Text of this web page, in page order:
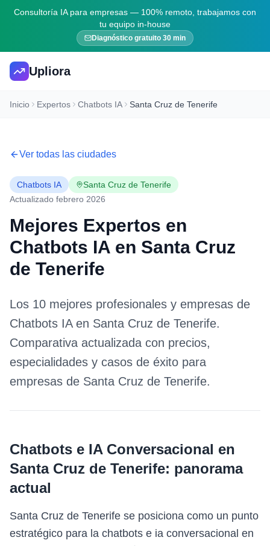
Consultoría IA para empresas — 100% remoto, trabajamos con
tu equipo in-house
Diagnóstico gratuito 30 min
Upliora
Inicio Expertos Chatbots IA Santa Cruz de Tenerife
Ver todas las ciudades
Chatbots IA
Santa Cruz de Tenerife
Actualizado febrero 2026
Mejores Expertos en
Chatbots IA en Santa Cruz
de Tenerife
Los 10 mejores profesionales y empresas de
Chatbots IAen Santa Cruz de Tenerife.
Comparativa actualizada con precios,
especialidades y casos de éxito para
empresas de Santa Cruz de Tenerife.
Chatbots e IA Conversacional en
Santa Cruz de Tenerife: panorama
actual
Santa Cruz de Tenerife se posiciona como un punto
estratégico para la chatbots e ia conversacional en